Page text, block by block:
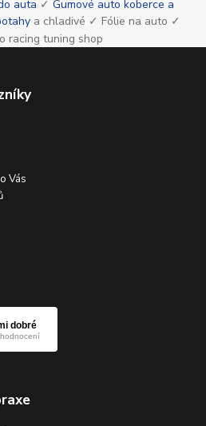
auta ✓Gumové auto koberce a
a chladivé ✓ Fólie na auto ✓
Vás